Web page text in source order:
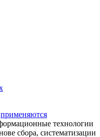
применяются
технологии
сбора, систематизации